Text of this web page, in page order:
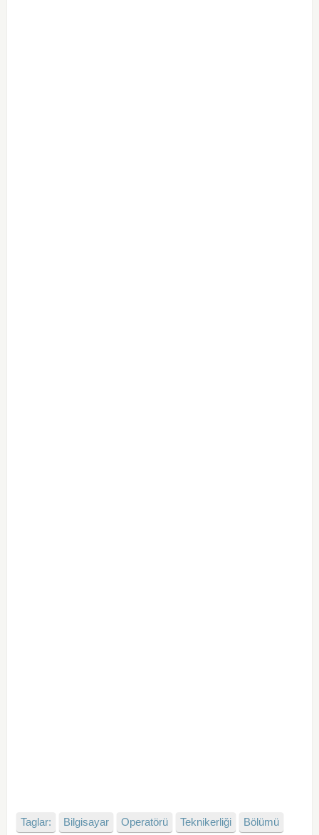
Taglar: Bilgisayar Operatörü Teknikerliği Bölümü